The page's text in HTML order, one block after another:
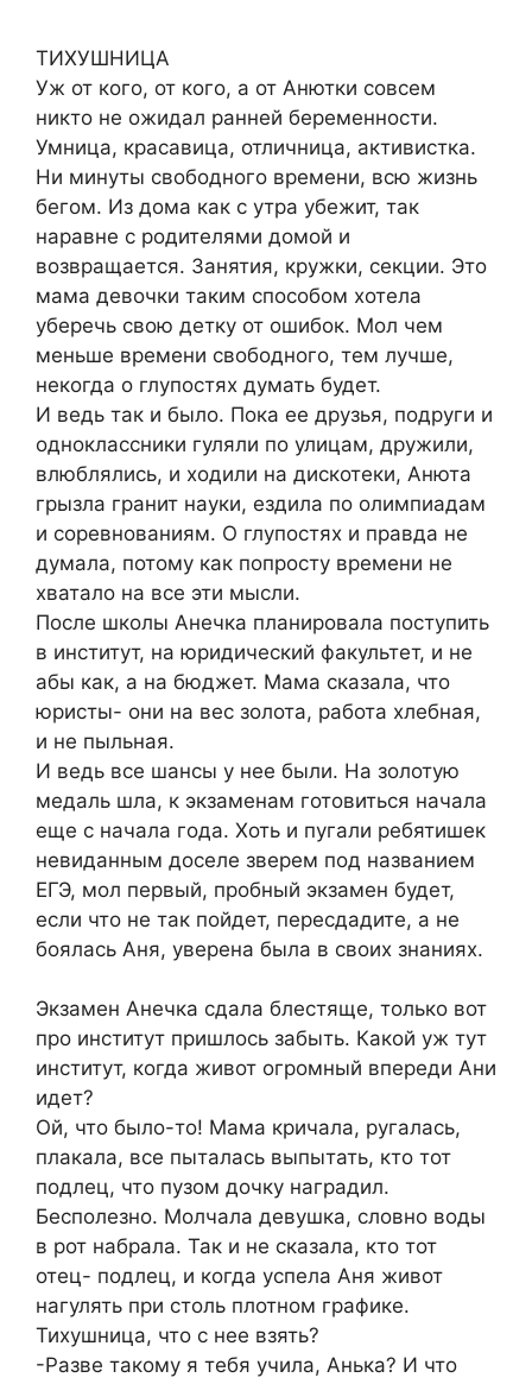
ТИХУШНИЦА
Уж от кого, от кого, а от Анютки совсем
никто не ожидал ранней беременности.
Умница, красавица, отличница, активистка.
Ни минуты свободного времени, всю жизнь
бегом. Из дома как с утра убежит, так
наравне с родителями домой и
возвращается. Занятия, кружки, секции. Это
мама девочки таким способом хотела
уберечь свою детку от ошибок. Мол чем
меньше времени свободного, тем лучше,
некогда о глупостях думать будет.
И ведь так и было. Пока ее друзья, подруги и
одноклассники гуляли по улицам, дружили,
влюблялись, и ходили на дискотеки, Анюта
грызла гранит науки, ездила по олимпиадам
и соревнованиям. О глупостях и правда не
думала, потому как попросту времени не
хватало на все эти мысли.
После школы Анечка планировала поступить
в институт, на юридический факультет, и не
абы как, а на бюджет. Мама сказала, что
юристы- они на вес золота, работа хлебная,
и не пыльная.
И ведь все шансы у нее были. На золотую
медаль шла, к экзаменам готовиться начала
еще с начала года. Хоть и пугали ребятишек
невиданным доселе зверем под названием
ЕГЭ, мол первый, пробный экзамен будет,
если что не так пойдет, пересдадите, а не
боялась Аня, уверена была в своих знаниях.
Экзамен Анечка сдала блестяще, только вот
про институт пришлось забыть. Какой уж тут
институт, когда живот огромный впереди Ани
идет?
Ой, что было-то! Мама кричала, ругалась,
плакала, все пыталась выпытать, кто тот
подлец, что пузом дочку наградил.
Бесполезно. Молчала девушка, словно воды
в рот набрала. Так и не сказала, кто тот
отец- подлец, и когда успела Аня живот
нагулять при столь плотном графике.
Тихушница, что с нее взять?
-Разве такому я тебя учила, Анька? И что